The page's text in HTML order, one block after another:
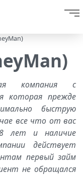
компания с
которая прежде
быструю
все что от вас
лет и наличие
действует
первый займ
не обращался